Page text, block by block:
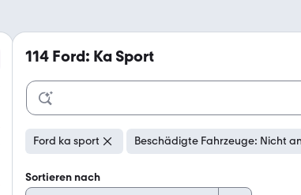
114 Ford: Ka Sport
Ford ka sport Beschädigte Fahrzeuge: Nicht
Sortieren nach